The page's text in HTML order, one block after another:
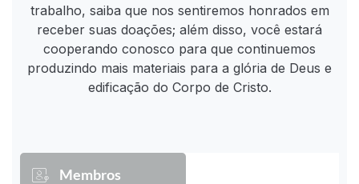
trabalho, saiba que nos sentiremos honrados em
receber suas doações; além disso, você estará
cooperando conosco para que continuemos
produzindo mais materiais para a glória de Deus e
edificação do Corpo de Cristo.
Membros